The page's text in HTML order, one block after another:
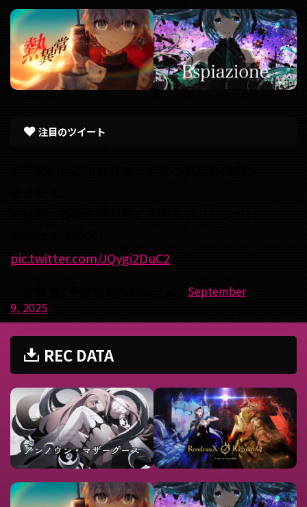
注目のツイート
pic.twitter.com/JQygi2DuC2
September
9, 2025
REC DATA